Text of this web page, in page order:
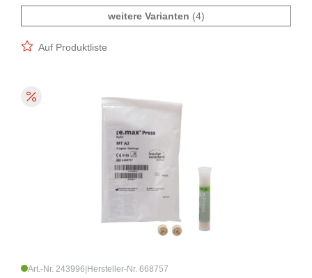
weitere Varianten (4)
Auf Produktliste
Art.-Nr. 243996 Hersteller-Nr. 668757